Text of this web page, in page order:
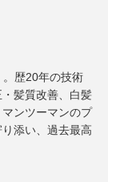
歴20年の技術
髪質改善、白髪
ンツーマンのプ
添い、過去最高